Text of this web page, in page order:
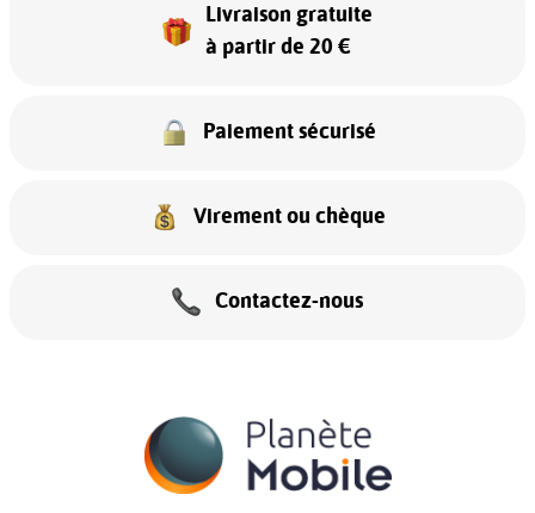
Livraison gratuite
à partir de 20 €
Paiement sécurisé
Virement ou chèque
Contactez-nous